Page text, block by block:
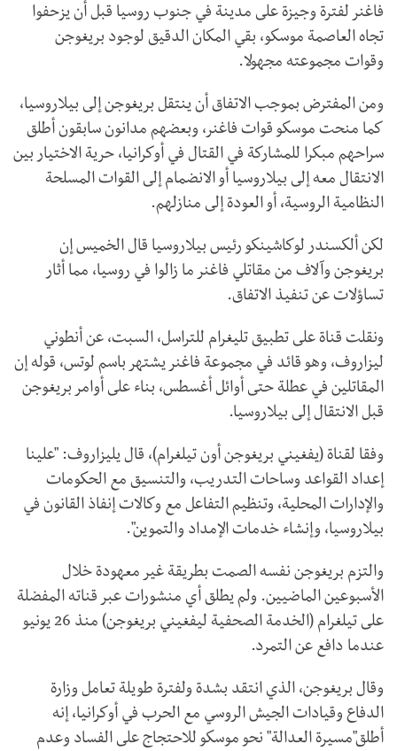
فاغنر لفترة وجيزة على مدينة في جنوب روسيا قبل أن يزحفوا
تجاه العاصمة موسكو، بقي المكان الدقيق لوجود بريغوجن
وقوات مجموعته مجهولا.
ومن المفترض بموجب الاتفاق أن ينتقل بريغوجن إلى بيلاروسيا،
كما منحت موسكو قوات فاغنر، وبعضهم مدانون سابقون أطلق
سراحهم مبكرا للمشاركة في القتال في أوكرانيا، حرية الاختيار بين
الانتقال معه إلى بيلاروسيا أو الانضمام إلى القوات المسلحة
النظامية الروسية، أو العودة إلى منازلهم.
لكن ألكسندر لوكاشينكو رئيس بيلاروسيا قال الخميس إن
بريغوجن وآلاف من مقاتلي فاغنر ما زالوا في روسيا، مما أثار
تساؤلات عن تنفيذ الاتفاق.
ونقلت قناة على تطبيق تليغرام للتراسل، السبت، عن أنطوني
ليزاروف، وهو قائد في مجموعة فاغنر يشتهر باسم لوتس، قوله إن
المقاتلين في عطلة حتى أوائل أغسطس، بناء على أوامر بريغوجن
قبل الانتقال إلى بيلاروسيا.
وفقا لقناة (يفغيني بريغوجن أون تيلغرام)، قال يليزاروف: "علينا
إعداد القواعد وساحات التدريب، والتنسيق مع الحكومات
والإدارات المحلية، وتنظيم التفاعل مع وكالات إنفاذ القانون في
بيلاروسيا، وإنشاء خدمات الإمداد والتموين".
والتزم بريغوجن نفسه الصمت بطريقة غير معهودة خلال
الأسبوعين الماضيين. ولم يطلق أي منشورات عبر قناته المفضلة
على تيلغرام (الخدمة الصحفية ليفغيني بريغوجن) منذ 26 يونيو
عندما دافع عن التمرد.
وقال بريغوجن، الذي انتقد بشدة ولفترة طويلة تعامل وزارة
الدفاع وقيادات الجيش الروسي مع الحرب في أوكرانيا، إنه
أطلق"مسيرة العدالة" نحو موسكو للاحتجاج على الفساد وعدم